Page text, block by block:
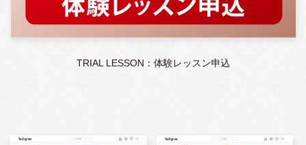
TRIAL LESSON：体験レッスン申込